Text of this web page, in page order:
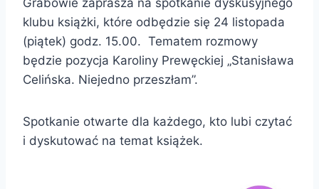
klubu książki, które odbędzie się 24 listopada
(piątek) godz. 15.00. Tematem rozmowy
będzie pozycja Karoliny Prewęckiej „Stanisława
Celińska. Niejedno przeszłam”.
Spotkanie otwarte dla każdego, kto lubi czytać
i dyskutować na temat książek.